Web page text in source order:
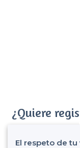
¿Quiere
Gane muchos
El respeto de